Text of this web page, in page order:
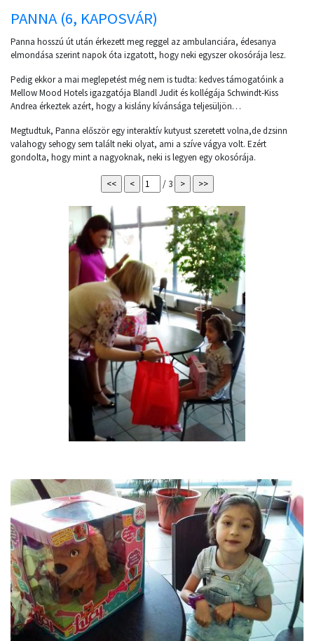
PANNA (6, KAPOSVÁR)
Panna hosszú út után érkezett meg reggel az ambulanciára, édesanya
elmondása szerint napok óta izgatott, hogy neki egyszer okosórája lesz.
Pedig ekkor a mai meglepetést még nem is tudta: kedves támogatóink a
Mellow Mood Hotels igazgatója Blandl Judit és kollégája Schwindt-Kiss
Andrea érkeztek azért, hogy a kislány kívánsága teljesüljön…
Megtudtuk, Panna először egy interaktív kutyust szeretett volna,de dzsinn
valahogy sehogy sem talált neki olyat, ami a szíve vágya volt. Ezért
gondolta, hogy mint a nagyoknak, neki is legyen egy okosórája.
/ 3